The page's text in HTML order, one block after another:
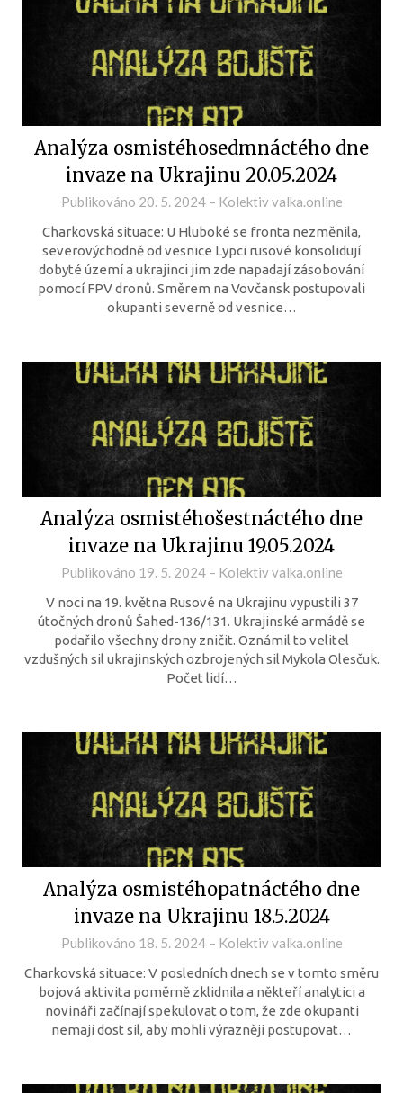
Analýza osmistéhosedmnáctého dne
invaze na Ukrajinu 20.05.2024
Publikováno 20. 5. 2024– Kolektiv valka.online
Charkovská situace: U Hluboké se fronta nezměnila,
severovýchodně od vesnice Lypci rusové konsolidují
dobyté území a ukrajinci jim zde napadají zásobování
pomocí FPV dronů. Směrem na Vovčansk postupovali
okupanti severně od vesnice…
Analýza osmistéhošestnáctého dne
invaze na Ukrajinu 19.05.2024
Publikováno 19. 5. 2024– Kolektiv valka.online
V noci na 19. května Rusové na Ukrajinu vypustili 37
útočných dronů Šahed-136/131. Ukrajinské armádě se
podařilo všechny drony zničit. Oznámil to velitel
vzdušných sil ukrajinských ozbrojených sil Mykola Olesčuk.
Počet lidí…
Analýza osmistéhopatnáctého dne
invaze na Ukrajinu 18.5.2024
Publikováno 18. 5. 2024– Kolektiv valka.online
Charkovská situace: V posledních dnech se v tomto směru
bojová aktivita poměrně zklidnila a někteří analytici a
novináři začínají spekulovat o tom, že zde okupanti
nemají dost sil, aby mohli výrazněji postupovat…